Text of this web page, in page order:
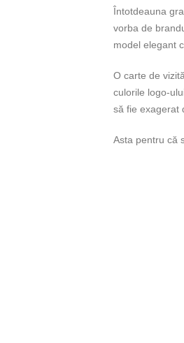
Întotdeauna
vorba de
model elegant
O carte de
culorile logo-
să fie exagerat
Asta pentru că